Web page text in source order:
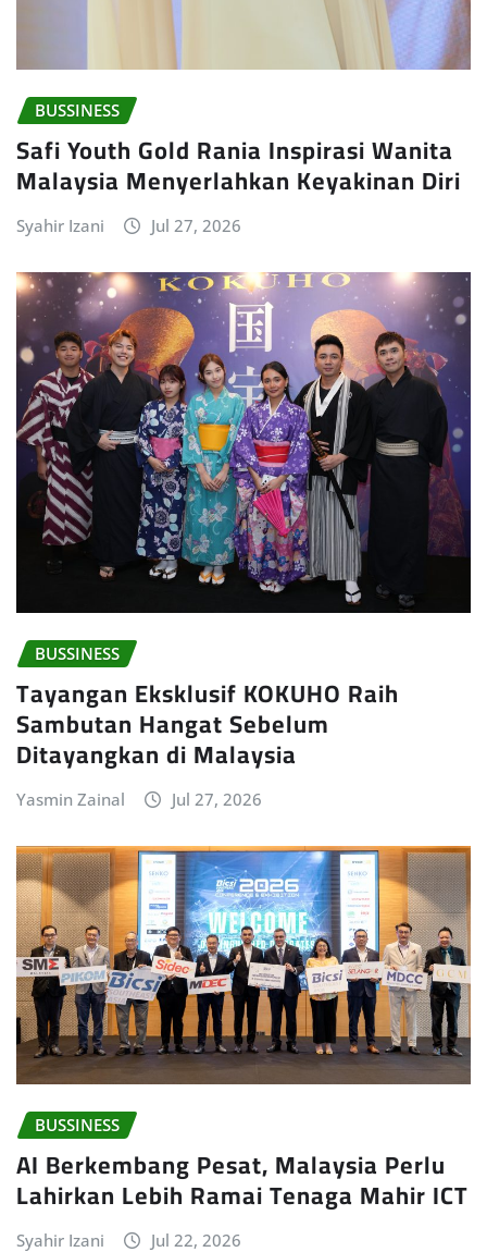
BUSSINESS
Safi Youth Gold Rania Inspirasi Wanita
Malaysia Menyerlahkan Keyakinan Diri
Syahir Izani Jul 27, 2026
BUSSINESS
Tayangan Eksklusif KOKUHO Raih
Sambutan Hangat Sebelum
Ditayangkan di Malaysia
Yasmin Zainal Jul 27, 2026
BUSSINESS
AI Berkembang Pesat, Malaysia Perlu
Lahirkan Lebih Ramai Tenaga Mahir ICT
Syahir Izani Jul 22, 2026